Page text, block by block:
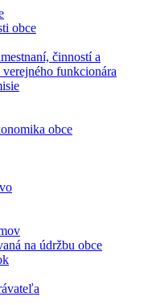
obce
činností a
funkcionára
obce
na údržbu obce